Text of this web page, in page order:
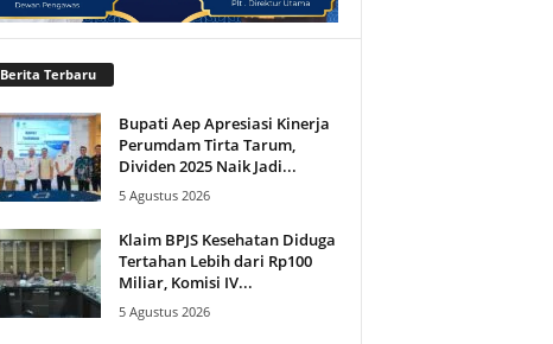
Berita Terbaru
Bupati Aep Apresiasi Kinerja
Perumdam Tirta Tarum,
Dividen 2025 Naik Jadi...
5 Agustus 2026
Klaim BPJS Kesehatan Diduga
Tertahan Lebih dari Rp100
Miliar, Komisi IV...
5 Agustus 2026